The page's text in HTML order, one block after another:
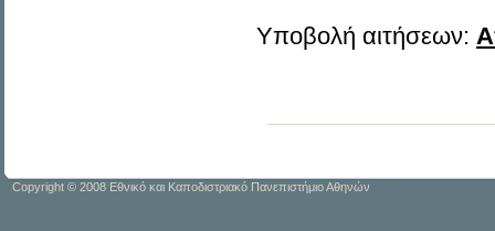
Υποβολή αιτήσεων:
Copyright © 2008 Εθνικό και Καποδιστριακό Πανεπιστήμιο Αθηνών